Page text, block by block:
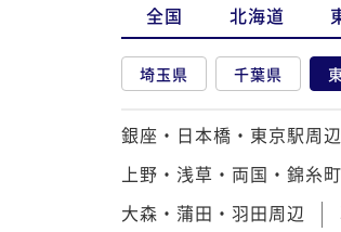
全国 北海道
埼玉県 千葉県
銀座・日本橋・東京駅周辺
上野・浅草・両国・錦糸町
大森・蒲田・羽田周辺